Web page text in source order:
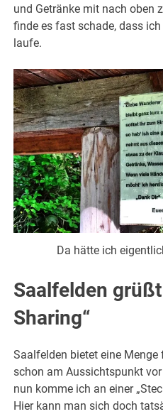
und Getränke mit nach oben
finde es fast schade, dass
laufe.
Da hätte ich
Saalfelden
Sharing“
Saalfelden bietet eine Menge
schon am Aussichtspunkt
nun komme ich an einer
Hier kann man sich doch